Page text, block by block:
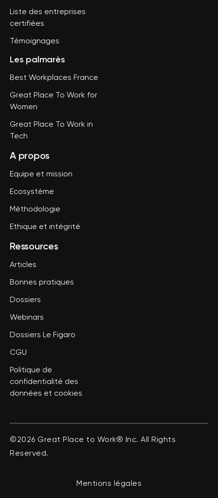
Liste des entreprises
certifiées
Témoignages
Les palmarès
Best Workplaces France
Great Place To Work for
Women
Great Place To Work in
Tech
A propos
Equipe et mission
Ecosystème
Méthodologie
Ethique et intégrité
Ressources
Articles
Bonnes pratiques
Dossiers
Webinars
Dossiers Le Figaro
CGU
Politique de
confidentialité des
données et cookies
©2026 Great Place to Work® Inc. All Rights
Reserved.
Mentions légales